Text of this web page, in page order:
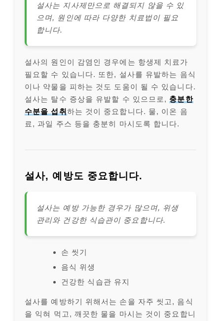
설사는 지사제만으로 해결되지 않을 수 있
으며, 원인에 따라 다양한 치료법이 필요
합니다.
설사의 원인이 감염인 경우에는 항생제 치료가
필요할 수 있습니다. 또한, 설사를 유발하는 음식
이나 약물을 피하는 것도 도움이 될 수 있습니다.
설사는 탈수 증상을 유발할 수 있으므로, 충분한
수분을 섭취하는 것이 중요합니다. 물, 이온 음
료, 과일 주스 등을 충분히 마시도록 합니다.
설사, 예방도 중요합니다.
설사는 예방 가능한 경우가 많으며, 위생
관리와 건강한 식습관이 중요합니다.
손 씻기
음식 위생
건강한 식습관 유지
설사를 예방하기 위해서는 손을 자주 씻고, 음식
을 익혀 먹고, 깨끗한 물을 마시는 것이 중요합니